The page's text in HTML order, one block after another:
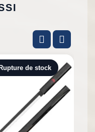
Rupture de stock